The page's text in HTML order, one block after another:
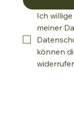
Ich
meiner
können